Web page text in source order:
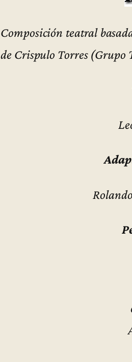
Composición teatral
de Crispulo Torres (Grupo